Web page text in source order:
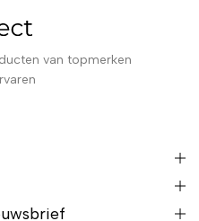
van topmerken